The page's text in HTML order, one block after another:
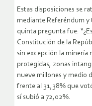
Estas disposiciones se
mediante Referéndum y
quinta pregunta fue:
Constitución de la
sin excepción la minería
protegidas, zonas
nueve millones y medio
frente al 31,38% que
sí subió a 72,02%.